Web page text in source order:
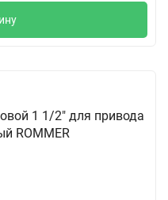
1 1/2" для привода
ROMMER